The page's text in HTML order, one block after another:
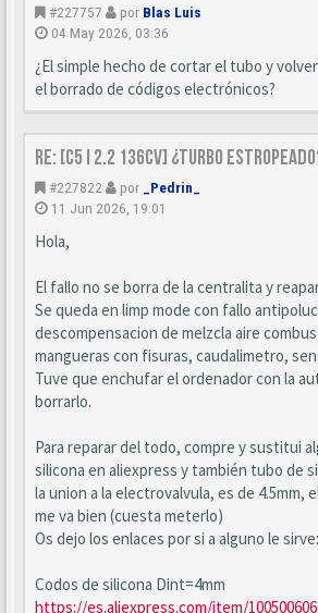
#227757 por Blas Luis
04 May 2026, 03:36
¿El simple hecho de cortar el tubo y
el borrado de códigos electrónicos?
Re: [C5 I 2.2 136cv] ¿turbo
#227822 por
_Pedrin_
11 Jun 2026, 19:01
Hola,
El fallo no se borra de la centralita y
Se queda en limp mode con fallo
descompensacion de melzcla aire
mangueras con fisuras, caudalimetro,
Tuve que enchufar el ordenador con la
borrarlo.
Para reparar del todo, compre y sustitui
silicona en aliexpress y también tubo de
la union a la electrovalvula, es de 4.5mm,
me va bien (cuesta meterlo)
Os dejo los enlaces por si a alguno le sirve:
Codos de silicona Dint=4mm
https://es.aliexpress.com/item/